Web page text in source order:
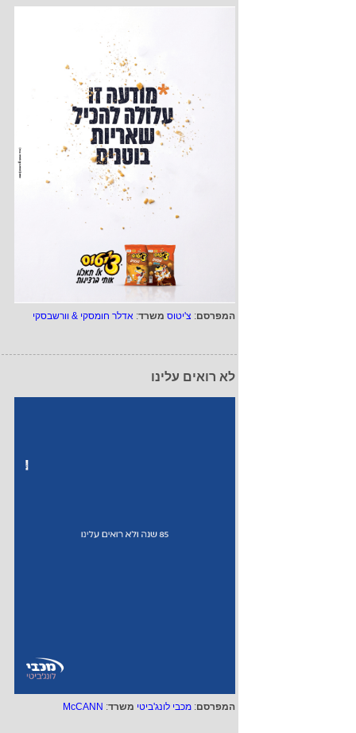
המפרסם: צ'יטוס משרד: אדלר חומסקי & וורשבסקי
לא רואים עלינו
המפרסם: מכבי לונג'ביטי משרד:
McCANN